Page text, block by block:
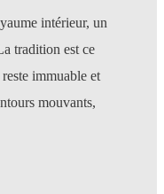
intérieur, un
tradition est ce
immuable et
mouvants,